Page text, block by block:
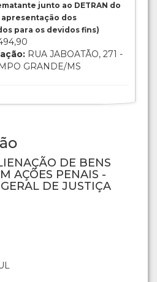
junto ao DETRAN do
apresentação dos
para os devidos fins)
RUA JABOATÃO, 271 -
GRANDE/MS
DE BENS
AÇÕES PENAIS -
DE JUSTIÇA